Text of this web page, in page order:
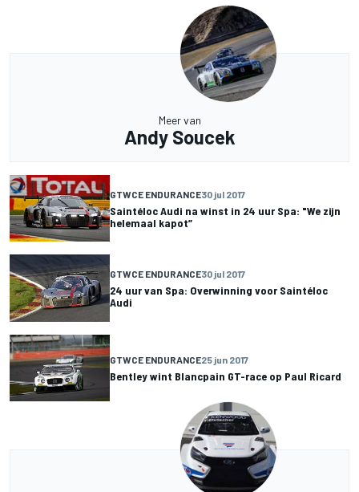
Meer van
Andy Soucek
GTWCE ENDURANCE30 jul 2017
Saintéloc Audi na winst in 24 uur Spa: "We zijn
helemaal kapot”
GTWCE ENDURANCE30 jul 2017
24 uur van Spa: Overwinning voor Saintéloc
Audi
GTWCE ENDURANCE25 jun 2017
Bentley wint Blancpain GT-race op Paul Ricard